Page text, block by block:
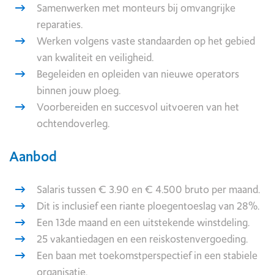
Samenwerken met monteurs bij omvangrijke
reparaties.
Werken volgens vaste standaarden op het gebied
van kwaliteit en veiligheid.
Begeleiden en opleiden van nieuwe operators
binnen jouw ploeg.
Voorbereiden en succesvol uitvoeren van het
ochtendoverleg.
Aanbod
Salaris tussen € 3.90 en € 4.500 bruto per maand.
Dit is inclusief een riante ploegentoeslag van 28%.
Een 13de maand en een uitstekende winstdeling.
25 vakantiedagen en een reiskostenvergoeding.
Een baan met toekomstperspectief in een stabiele
organisatie.